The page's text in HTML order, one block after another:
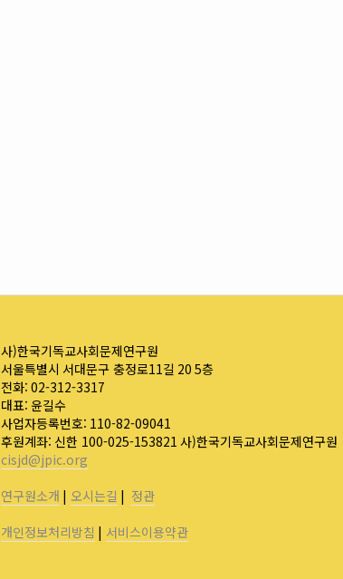
사)한국기독교사회문제연구원
서울특별시 서대문구 충정로11길 20 5층
전화: 02-312-3317
대표: 윤길수
사업자등록번호: 110-82-09041
후원계좌: 신한 100-025-153821 사)한국기독교사회문제연구원
cisjd@jpic.org
연구원소개 | 오시는길 | 정관
개인정보처리방침 | 서비스이용약관